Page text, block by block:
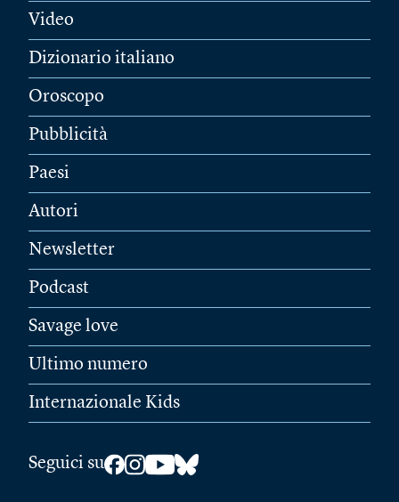
Video
Dizionario italiano
Oroscopo
Pubblicità
Paesi
Autori
Newsletter
Podcast
Savage love
Ultimo numero
Internazionale Kids
Seguici su